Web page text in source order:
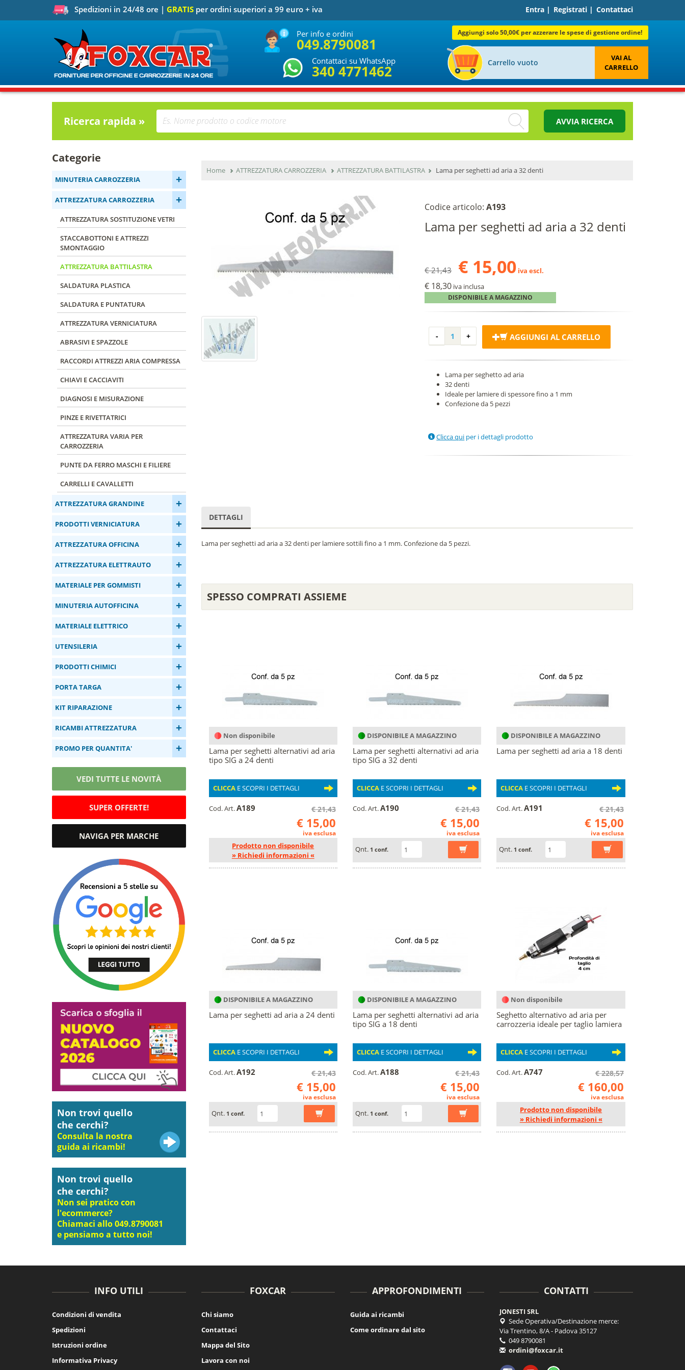
Spedizioni in 24/48 ore | GRATIS per ordini superiori a 99 euro + iva Entra| Registrati| Contattaci
Per info e ordini
049.8790081
Contattaci su WhatsApp
340 4771462
Aggiungi solo 50,00€ per azzerare le spese di gestione ordine!
Carrello vuoto
VAI AL
CARRELLO
Ricerca rapida » AVVIA RICERCA
Categorie
MINUTERIA CARROZZERIA +
ATTREZZATURA CARROZZERIA +
ATTREZZATURA SOSTITUZIONE VETRI
STACCABOTTONI E ATTREZZI
SMONTAGGIO
ATTREZZATURA BATTILASTRA
SALDATURA PLASTICA
SALDATURA E PUNTATURA
ATTREZZATURA VERNICIATURA
ABRASIVI E SPAZZOLE
RACCORDI ATTREZZI ARIA COMPRESSA
CHIAVI E CACCIAVITI
DIAGNOSI E MISURAZIONE
PINZE E RIVETTATRICI
ATTREZZATURA VARIA PER
CARROZZERIA
PUNTE DA FERRO MASCHI E FILIERE
CARRELLI E CAVALLETTI
ATTREZZATURA GRANDINE +
PRODOTTI VERNICIATURA +
ATTREZZATURA OFFICINA +
ATTREZZATURA ELETTRAUTO +
MATERIALE PER GOMMISTI +
MINUTERIA AUTOFFICINA +
MATERIALE ELETTRICO +
UTENSILERIA +
PRODOTTI CHIMICI +
PORTA TARGA +
KIT RIPARAZIONE +
RICAMBI ATTREZZATURA +
PROMO PER QUANTITA' +
VEDI TUTTE LE NOVITÀ
SUPER OFFERTE!
NAVIGA PER MARCHE
Non trovi quello
che cerchi?
Consulta la nostra
guida ai ricambi!
Non trovi quello
che cerchi?
Non sei pratico con
l'ecommerce?
Chiamaci allo 049.8790081
e pensiamo a tutto noi!
Home ATTREZZATURA CARROZZERIA ATTREZZATURA BATTILASTRA Lama per seghetti ad aria a 32 denti
Codice articolo:A193
Lama per seghetti ad aria a 32 denti
€ 21,43 € 15,00 iva escl.
€ 18,30 iva inclusa
DISPONIBILE A MAGAZZINO
AGGIUNGI AL CARRELLO
Lama per seghetto ad aria
32 denti
Ideale per lamiere di spessore fino a 1 mm
Confezione da 5 pezzi
Clicca qui per i dettagli prodotto
DETTAGLI
Lama per seghetti ad aria a 32 denti per lamiere sottili fino a 1 mm. Confezione da 5 pezzi.
SPESSO COMPRATI ASSIEME
Non disponibile
Lama per seghetti alternativi ad aria
tipo SIG a 24 denti
CLICCAE SCOPRI I DETTAGLI
Cod. Art.A189 € 21,43
€ 15,00
iva esclusa
Prodotto non disponibile
» Richiedi informazioni «
DISPONIBILE A MAGAZZINO
Lama per seghetti alternativi ad aria
tipo SIG a 32 denti
CLICCAE SCOPRI I DETTAGLI
Cod. Art.A190 € 21,43
€ 15,00
iva esclusa
Qnt. 1 conf.
DISPONIBILE A MAGAZZINO
Lama per seghetti ad aria a 18 denti
CLICCA E SCOPRI I DETTAGLI
Cod. Art.A191 € 21,43
€ 15,00
iva esclusa
Qnt. 1 conf.
DISPONIBILE A MAGAZZINO
Lama per seghetti ad aria a 24 denti
CLICCAE SCOPRI I DETTAGLI
Cod. Art.A192 € 21,43
€ 15,00
iva esclusa
Qnt. 1 conf.
DISPONIBILE A MAGAZZINO
Lama per seghetti alternativi ad aria
tipo SIG a 18 denti
CLICCAE SCOPRI I DETTAGLI
Cod. Art.A188 € 21,43
€ 15,00
iva esclusa
Qnt. 1 conf.
Non disponibile
Seghetto alternativo ad aria per
carrozzeria ideale per taglio lamiera
CLICCA E SCOPRI I DETTAGLI
Cod. Art.A747 € 228,57
€ 160,00
iva esclusa
Prodotto non disponibile
» Richiedi informazioni «
INFO UTILI
Condizioni di vendita
Spedizioni
Istruzioni ordine
Informativa Privacy
FOXCAR
Chi siamo
Contattaci
Mappa del Sito
Lavora con noi
APPROFONDIMENTI
Guida ai ricambi
Come ordinare dal sito
CONTATTI
JONESTI SRL
Sede Operativa/Destinazione merce:
Via Trentino, 8/A - Padova 35127
049 8790081
ordini@foxcar.it